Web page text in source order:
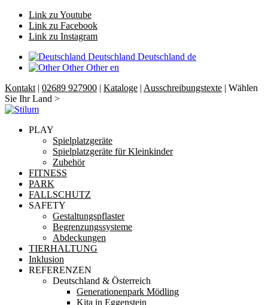
Link zu Youtube
Link zu Facebook
Link zu Instagram
Deutschland Deutschland de
Other Other en
Kontakt | 02689 927900 | Kataloge | Ausschreibungstexte | Wählen
Sie Ihr Land >
PLAY
Spielplatzgeräte
Spielplatzgeräte für Kleinkinder
Zubehör
FITNESS
PARK
FALLSCHUTZ
SAFETY
Gestaltungspflaster
Begrenzungssysteme
Abdeckungen
TIERHALTUNG
Inklusion
REFERENZEN
Deutschland & Österreich
Generationenpark Mödling
Kita in Eggenstein